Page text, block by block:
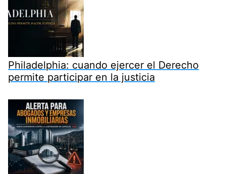
Philadelphia: cuando ejercer el Derecho
permite participar en la justicia